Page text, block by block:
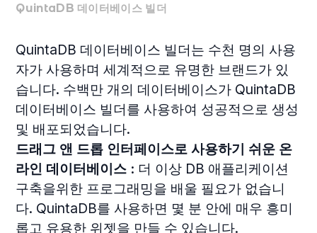
QuintaDB 데이터베이스 빌더
QuintaDB 데이터베이스 빌더는 수천 명의 사용
자가 사용하며 세계적으로 유명한 브랜드가 있
습니다. 수백만 개의 데이터베이스가 QuintaDB
데이터베이스 빌더를 사용하여 성공적으로 생성
및 배포되었습니다.
드래그 앤 드롭 인터페이스로 사용하기 쉬운 온
라인 데이터베이스 : 더 이상 DB 애플리케이션
구축을위한 프로그래밍을 배울 필요가 없습니
다. QuintaDB를 사용하면 몇 분 안에 매우 흥미
롭고 유용한 위젯을 만들 수 있습니다.